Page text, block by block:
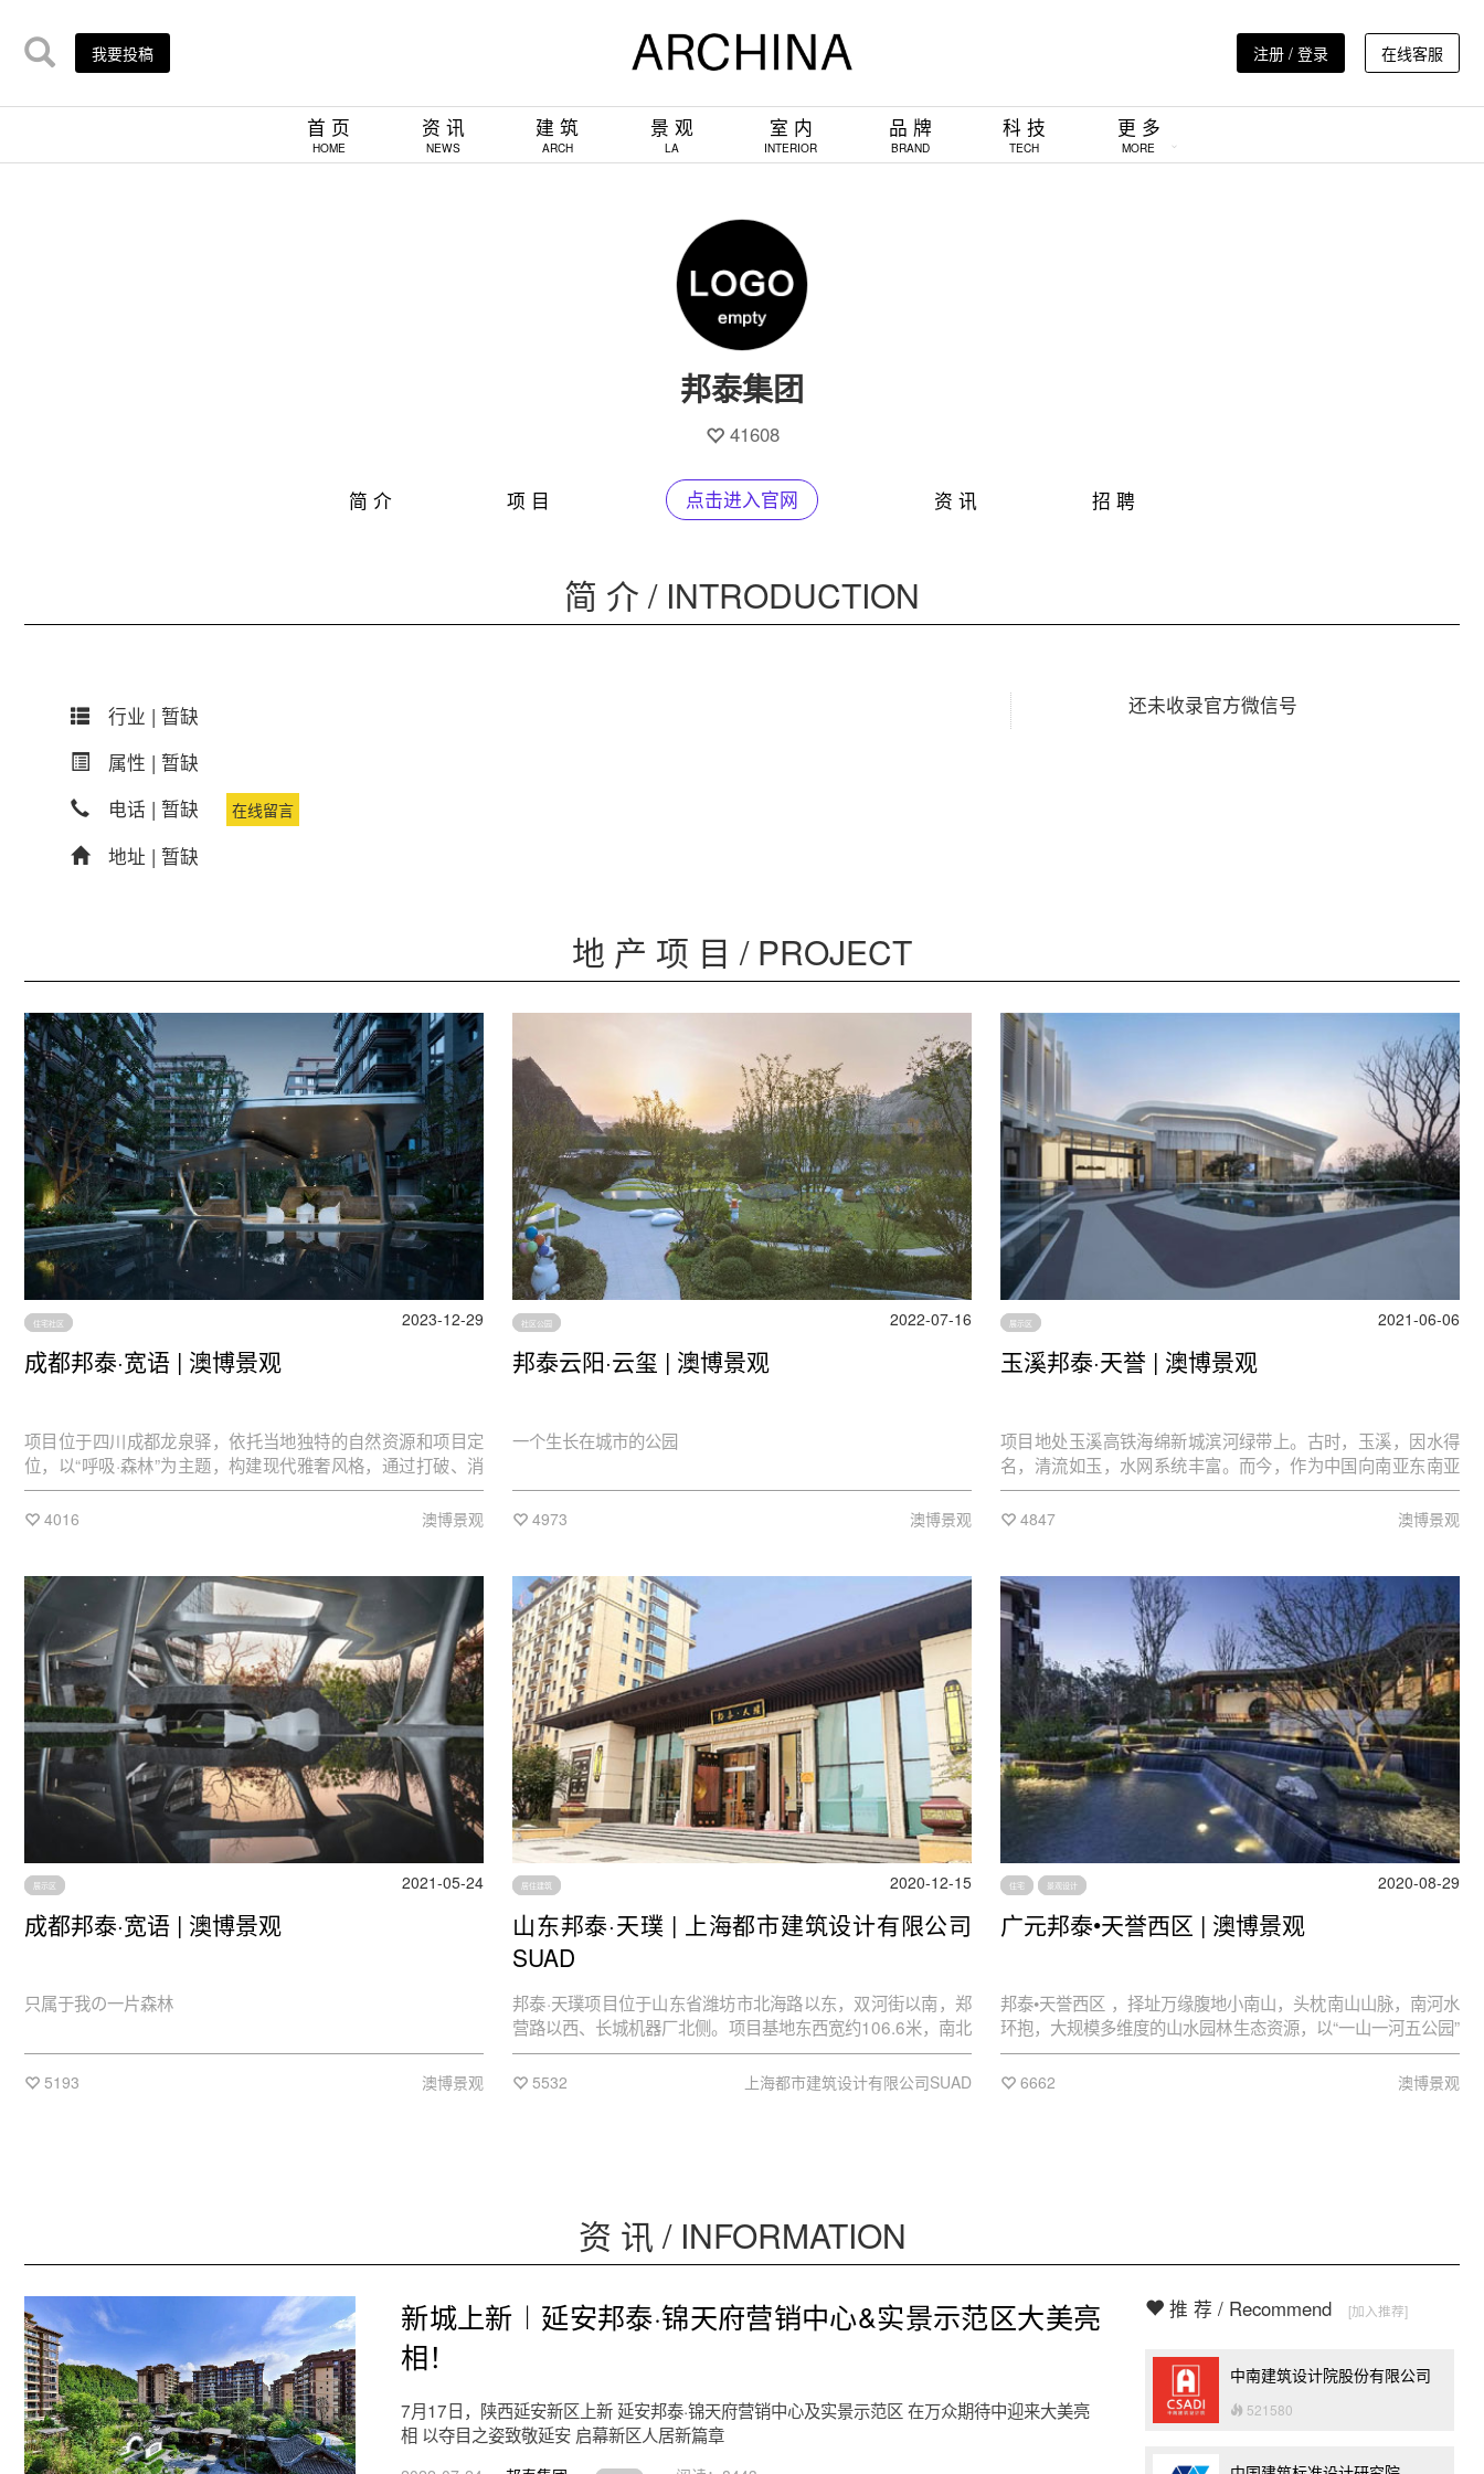
我要投稿 注册 / 登录 在线客服
首 页
HOME
资 讯
NEWS
建 筑
ARCH
景 观
LA
室 内
INTERIOR
品 牌
BRAND
科 技
TECH
更 多
MORE
邦泰集团
41608
简 介 项 目 点击进入官网 资 讯 招 聘
简 介 / INTRODUCTION
行业 | 暂缺
属性 | 暂缺
电话 | 暂缺 在线留言
地址 | 暂缺
还未收录官方微信号
地 产 项 目 / PROJECT
住宅社区 2023-12-29
成都邦泰·宽语 | 澳博景观
项目位于四川成都龙泉驿，依托当地独特的自然资源和项目定
位，以“呼吸·森林”为主题，构建现代雅奢风格，通过打破、消
融、拆解、组合、重构的方式，强调干净明快的线条感，打造
溪语、密影、花语、绿汀、麓石、闻鸟、尘林、逐萤八大森系
自由呼吸的精神“森”活堡垒。
4016 澳博景观
社区公园 2022-07-16
邦泰云阳·云玺 | 澳博景观
一个生长在城市的公园
4973 澳博景观
展示区 2021-06-06
玉溪邦泰·天誉 | 澳博景观
项目地处玉溪高铁海绵新城滨河绿带上。古时，玉溪，因水得
名，清流如玉，水网系统丰富。而今，作为中国向南亚东南亚
的门户枢纽，玉溪高铁新城迈入“高铁时代”，一座更新、更现
代、更生态的园林城市规划跃然纸上。
4847 澳博景观
展示区 2021-05-24
成都邦泰·宽语 | 澳博景观
只属于我の一片森林
5193 澳博景观
居住建筑 2020-12-15
山东邦泰·天璞 | 上海都市建筑设计有限公司
SUAD
邦泰·天璞项目位于山东省潍坊市北海路以东，双河街以南，郑
营路以西、长城机器厂北侧。项目基地东西宽约106.6米，南北
长约195米，用地面积22464㎡，总建筑面积60355㎡ 。
5532 上海都市建筑设计有限公司SUAD
住宅 景观设计 2020-08-29
广元邦泰•天誉西区 | 澳博景观
邦泰•天誉西区 ，择址万缘腹地小南山，头枕南山山脉，南河水
环抱，大规模多维度的山水园林生态资源，以“一山一河五公园”
的绝版位置，在广元已别无他寻。
6662 澳博景观
资 讯 / INFORMATION
新城上新︱延安邦泰·锦天府营销中心&实景示范区大美亮
相！
7月17日，陕西延安新区上新 延安邦泰·锦天府营销中心及实景示范区 在万众期待中迎来大美亮
相 以夺目之姿致敬延安 启幕新区人居新篇章
推 荐 / Recommend [加入推荐]
中南建筑设计院股份有限公司
521580